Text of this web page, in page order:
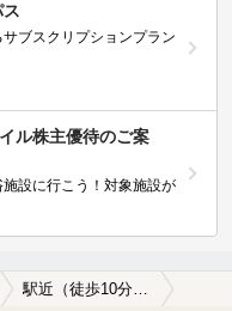
ブスクリプションプラン
ル株主優待のご案
設に行こう！対象施設が
駅近（徒歩10分以内）の小川町駅近くの温泉、日帰り温泉、スーパー銭湯おすすめ